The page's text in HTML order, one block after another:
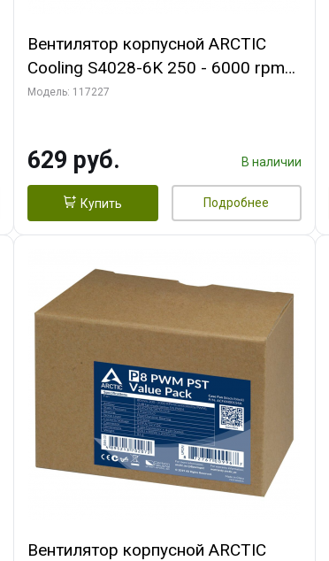
Вентилятор корпусной ARCTIC
Cooling S4028-6K 250 - 6000 rpm
Dual Ball Bearing 4-Pin Fan-
Модель: 117227
629 руб. В наличии
Купить Подробнее
Вентилятор корпусной ARCTIC